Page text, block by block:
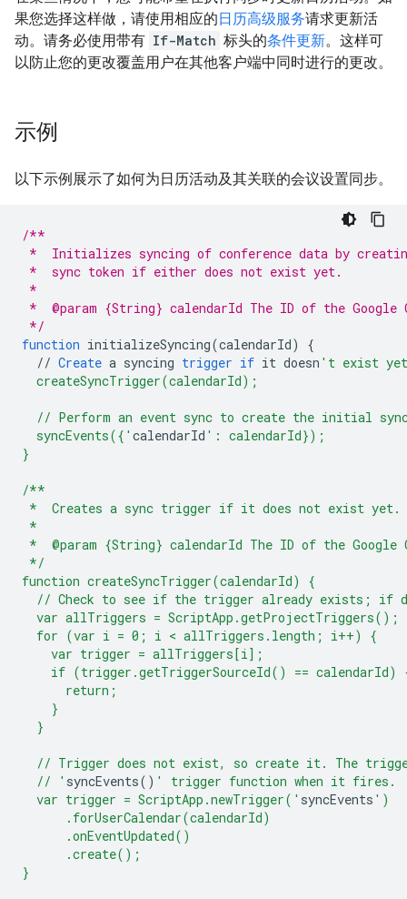
果您选择这样做，请使用相应的日历高级服务请求更新活
动。请务必使用带有 If-Match 标头的条件更新。这样可
以防止您的更改覆盖用户在其他客户端中同时进行的更改。
示例
以下示例展示了如何为日历活动及其关联的会议设置同步。
/**
*  Initializes syncing of conference data by
*  sync token if either does not exist yet.
*
*  @param {String} calendarId The ID of the Google
*/
function initializeSyncing(calendarId)
{
// Create a syncing trigger if it doesn 't exist
  createSyncTrigger(calendarId);
// Perform an event sync to create the initial
  syncEvents({'
calendarId ': calendarId});
}
/**
*  Creates a sync trigger if it does not exist yet.
*
*  @param {String} calendarId The ID of the Google
*/
function createSyncTrigger(calendarId) {
// Check to see if the trigger already exists; if
  var allTriggers = ScriptApp.getProjectTriggers();
  for (var i = 0; i < allTriggers.length; i++) {
    var trigger = allTriggers[i];
if (trigger.getTriggerSourceId() == calendarId)
      return;
    }
  }
// Trigger does not exist, so create it. The
  // '
syncEvents() ' trigger function when it fires.
  var trigger = ScriptApp.newTrigger('
syncEvents ')
      .forUserCalendar(calendarId)
      .onEventUpdated()
      .create();
}